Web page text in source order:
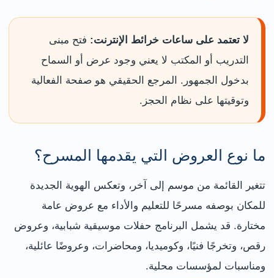
لا تعتمد على ساعات خرائط الإنترنت: فتح مبنى
التدريب أو المكتب لا يعني وجود عرض أو السماح
بدخول الجمهور. المرجع الحقيقي هو صفحة الفعالية
وتوقيتها على نظام الحجز.
ما نوع العروض التي يقدمها المسرح؟
تتغير القائمة من موسم إلى آخر، وتعكس الهوية الجديدة
للمكان بوصفه مسرحًا للتعليم والأداء مع عروض عامة
مختارة. قد يشمل البرنامج حفلات موسيقية شبابية، وعروض
رقص، وتخرجًا فنيًا، وكوميديا، ومحاضرات، وعروضًا عائلية،
ومناسبات لمؤسسات محلية.